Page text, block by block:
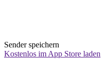
Sender speichern
Kostenlos im App Store laden